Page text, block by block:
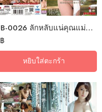
SUB-0026 ลักหลับแน่คุณแม่ขอร้อง
฿
หยิบใส่ตะกร้า